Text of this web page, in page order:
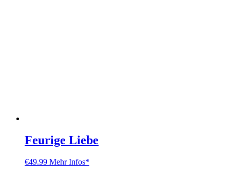
Feurige Liebe
€49.99 Mehr Infos*